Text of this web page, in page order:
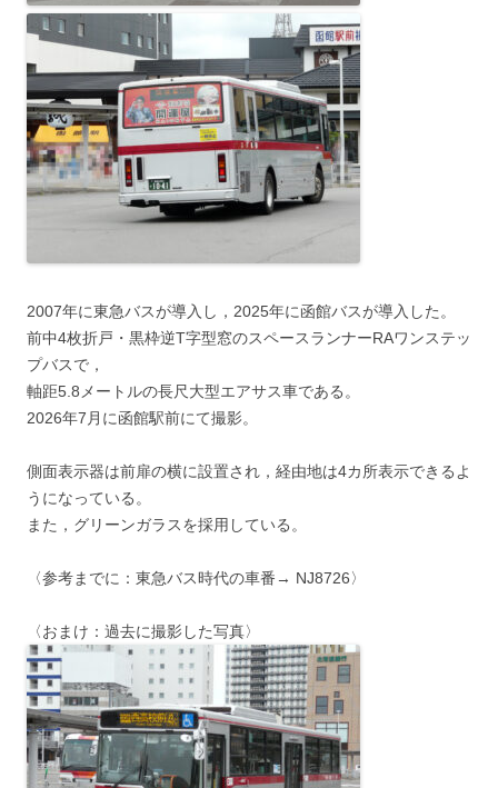
2007年に東急バスが導入し，2025年に函館バスが導入した。
前中4枚折戸・黒枠逆T字型窓のスペースランナーRAワンステッ
プバスで，
軸距5.8メートルの長尺大型エアサス車である。
2026年7月に函館駅前にて撮影。
側面表示器は前扉の横に設置され，経由地は4カ所表示できるよ
うになっている。
また，グリーンガラスを採用している。
〈参考までに：東急バス時代の車番→ NJ8726〉
〈おまけ：過去に撮影した写真〉